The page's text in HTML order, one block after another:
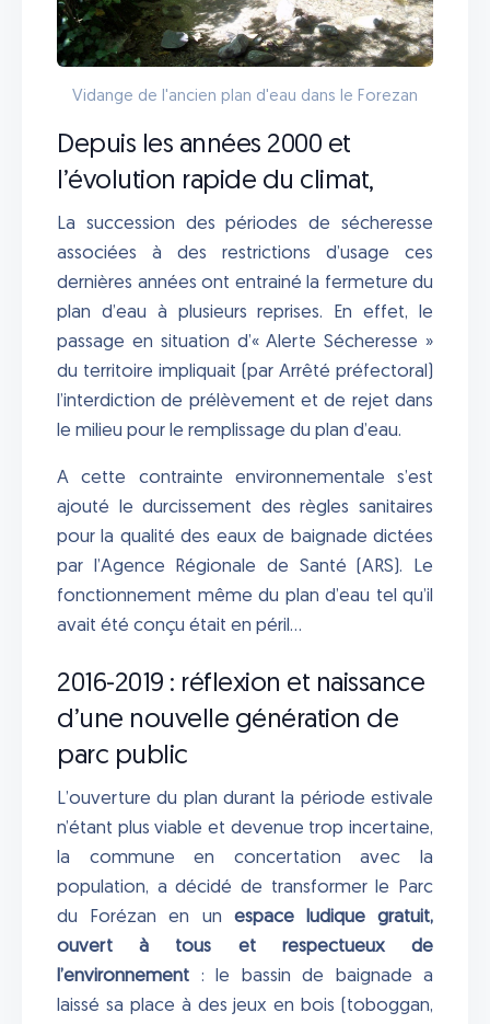
Vidange de l'ancien plan d'eau dans le Forezan
Depuis les années 2000 et
l’évolution rapide du climat,
La succession des périodes de sécheresse
associées à des restrictions d’usage ces
dernières années ont entrainé la fermeture du
plan d’eau à plusieurs reprises. En effet, le
passage en situation d’« Alerte Sécheresse »
du territoire impliquait (par Arrêté préfectoral)
l’interdiction de prélèvement et de rejet dans
le milieu pour le remplissage du plan d’eau.
A cette contrainte environnementale s’est
ajouté le durcissement des règles sanitaires
pour la qualité des eaux de baignade dictées
par l’Agence Régionale de Santé (ARS). Le
fonctionnement même du plan d’eau tel qu’il
avait été conçu était en péril…
2016-2019 : réflexion et naissance
d’une nouvelle génération de
parc public
L’ouverture du plan durant la période estivale
n’étant plus viable et devenue trop incertaine,
la commune en concertation avec la
population, a décidé de transformer le Parc
du Forézan en un espace ludique gratuit,
ouvert à tous et respectueux de
l’environnement : le bassin de baignade a
laissé sa place à des jeux en bois (toboggan,